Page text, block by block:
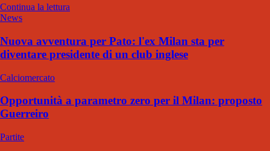
Continua la lettura
News
Nuova avventura per Pato: l'ex Milan sta per
diventare presidente di un club inglese
Calciomercato
Opportunità a parametro zero per il Milan: proposto
Guerreiro
Partite